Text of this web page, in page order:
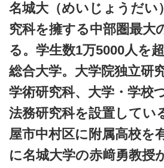
名城大（めいじょうだい
究科を擁する中部圏最大
る。学生数1万5000人を
総合大学。大学院独立研
学術研究科、大学・学校
法務研究科を設置してい
屋市中村区に附属高校を
に名城大学の赤﨑勇教授